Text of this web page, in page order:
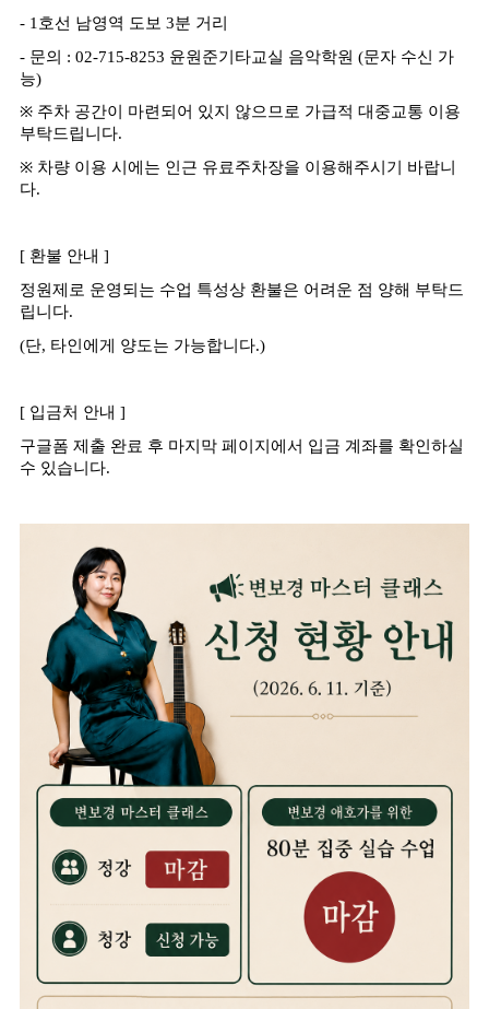
- 1 호선 남영역 도보 3분 거리
- 문의 : 02-715-8253 윤원준기타교실 음악학원 (문자 수신 가
능)
※ 주차 공간이 마련되어 있지 않으므로 가급적 대중교통 이용
부탁드립니다.
※ 차량 이용 시에는 인근 유료주차장을 이용해주시기 바랍니
다.
[ 환불 안내 ]
정원제로 운영되는 수업 특성상 환불은 어려운 점 양해 부탁드
립니다.
(단, 타인에게 양도는 가능합니다.)
[ 입금처 안내 ]
구글폼 제출 완료 후 마지막 페이지에서 입금 계좌를 확인하실
수 있습니다.